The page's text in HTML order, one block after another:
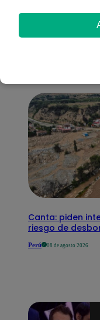
Canta: piden
riesgo de
Perú 08 de agosto 2026